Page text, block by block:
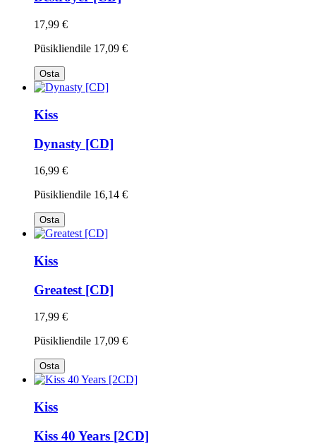
17,99 €
Püsikliendile 17,09 €
Osta
Kiss
Dynasty [CD]
16,99 €
Püsikliendile 16,14 €
Osta
Kiss
Greatest [CD]
17,99 €
Püsikliendile 17,09 €
Osta
Kiss
Kiss 40 Years [2CD]